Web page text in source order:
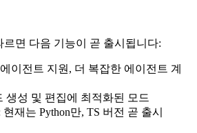
르면 다음 기능이 곧 출시됩니다:
이전트 지원, 더 복잡한 에이전트 계
생성 및 편집에 최적화된 모드
현재는 Python만, TS 버전 곧 출시